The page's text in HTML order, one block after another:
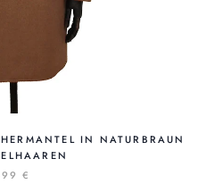
IN NATURBRAUN
€